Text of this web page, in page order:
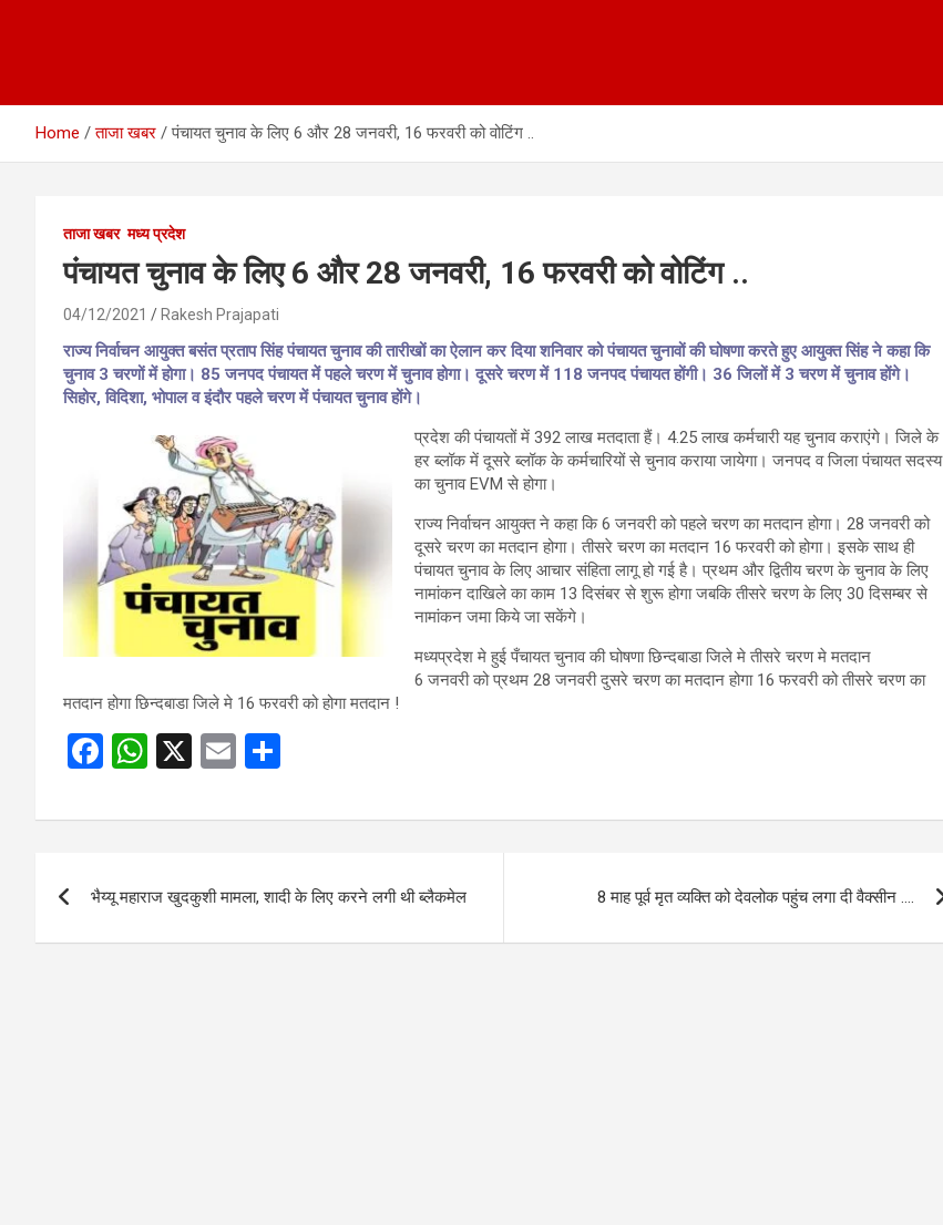
Home ताजा खबर पंचायत चुनाव के लिए 6 और 28 जनवरी, 16 फरवरी को वोटिंग ..
ताजा खबर मध्य प्रदेश
पंचायत चुनाव के लिए 6 और 28 जनवरी, 16 फरवरी को वोटिंग ..
04/12/2021 Rakesh Prajapati
राज्य निर्वाचन आयुक्त बसंत प्रताप सिंह पंचायत चुनाव की तारीखों का ऐलान कर दिया शनिवार को पंचायत चुनावों की घोषणा करते हुए आयुक्त सिंह ने कहा कि
चुनाव 3 चरणों में होगा। 85 जनपद पंचायत में पहले चरण में चुनाव होगा। दूसरे चरण में 118 जनपद पंचायत होंगी। 36 जिलों में 3 चरण में चुनाव होंगे।
सिहोर, विदिशा, भोपाल व इंदौर पहले चरण में पंचायत चुनाव होंगे।
प्रदेश की पंचायतों में 392 लाख मतदाता हैं। 4.25 लाख कर्मचारी यह चुनाव कराएंगे। जिले के
हर ब्लॉक में दूसरे ब्लॉक के कर्मचारियों से चुनाव कराया जायेगा। जनपद व जिला पंचायत सदस्य
का चुनाव EVM से होगा।
राज्य निर्वाचन आयुक्त ने कहा कि 6 जनवरी को पहले चरण का मतदान होगा। 28 जनवरी को
दूसरे चरण का मतदान होगा। तीसरे चरण का मतदान 16 फरवरी को होगा। इसके साथ ही
पंचायत चुनाव के लिए आचार संहिता लागू हो गई है। प्रथम और द्वितीय चरण के चुनाव के लिए
नामांकन दाखिले का काम 13 दिसंबर से शुरू होगा जबकि तीसरे चरण के लिए 30 दिसम्बर से
नामांकन जमा किये जा सकेंगे।
मध्यप्रदेश मे हुई पँचायत चुनाव की घोषणा छिन्दबाडा जिले मे तीसरे चरण मे मतदान
6 जनवरी को प्रथम 28 जनवरी दुसरे चरण का मतदान होगा 16 फरवरी को तीसरे चरण का
मतदान होगा छिन्दबाडा जिले मे 16 फरवरी को होगा मतदान !
F
ce
o
W
at
A
X
E
ail ar
navigation
भैय्यू महाराज खुदकुशी मामला, शादी के लिए करने लगी थी ब्लैकमेल 8 माह पूर्व मृत व्यक्ति को देवलोक पहुंच लगा दी वैक्सीन ….